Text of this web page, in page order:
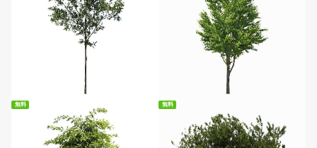
無料ダウンロード 無料ダウンロード
無料 無料